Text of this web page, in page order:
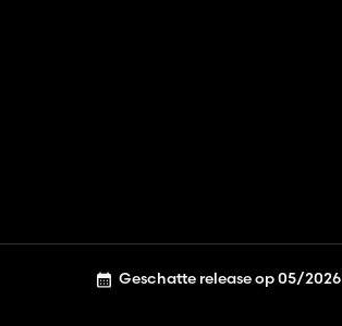
Geschatte release op 05/2026